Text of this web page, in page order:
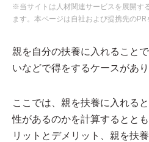
※当サイトは人材関連サービスを展開す
ます。本ページは自社および提携先のPR
親を自分の扶養に入れること
いなどで得をするケースがあり
ここでは、親を扶養に入れる
性があるのかを計算するとと
リットとデメリット、親を扶